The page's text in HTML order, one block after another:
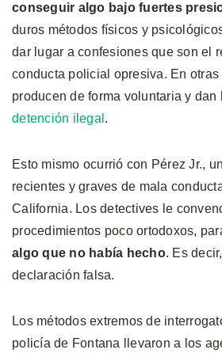
conseguir algo bajo fuertes
duros métodos físicos y
dar lugar a confesiones que son el
conducta policial opresiva. En
producen de forma voluntaria y dan
detención ilegal .
Esto mismo ocurrió con Pérez Jr.,
recientes y graves de mala
California. Los detectives le
procedimientos poco ortodoxos,
algo que no había hecho. Es
declaración falsa.
Los métodos extremos de
policía de Fontana llevaron a los